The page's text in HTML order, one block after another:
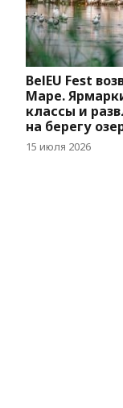
BelEU Fest
Маре.
классы и
на берегу
15 июля 2026